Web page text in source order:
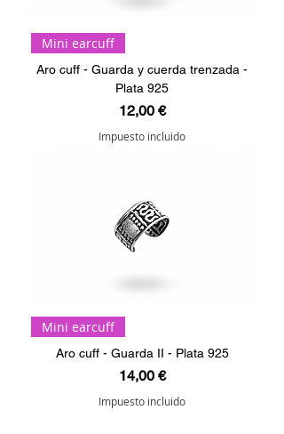
Mini earcuff
Aro cuff - Guarda y cuerda trenzada -
Plata 925
Precio
12,00 €
Impuesto incluido
Mini earcuff
Aro cuff - Guarda II - Plata 925
Precio
14,00 €
Impuesto incluido